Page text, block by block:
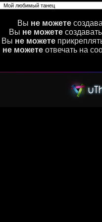
Вы не можете
Вы не можете
Вы не можете
не можете отвечать на